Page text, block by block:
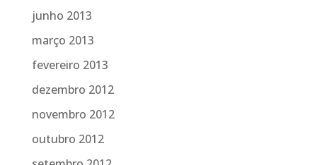
junho 2013
março 2013
fevereiro 2013
dezembro 2012
novembro 2012
outubro 2012